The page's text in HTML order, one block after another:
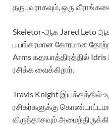
தருபவராகவும், ஒரு
Skeletor-ஆக Jared Leto
பயங்கரமான கோரமான
Arms கதாபாத்திரத்தில் Idris
ரசிக்க வைக்கிறார்.
Travis Knight இயக்கத்தில்
ரசிகர்களுக்கு
விருந்தாகவும்